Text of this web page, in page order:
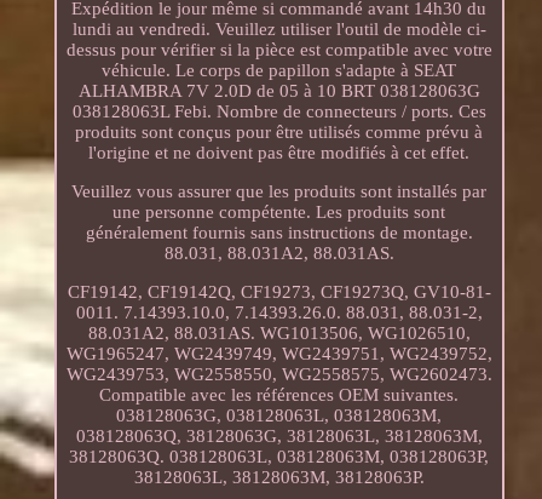
Expédition le jour même si commandé avant 14h30 du
lundi au vendredi. Veuillez utiliser l'outil de modèle ci-
dessus pour vérifier si la pièce est compatible avec votre
véhicule. Le corps de papillon s'adapte à SEAT
ALHAMBRA 7V 2.0D de 05 à 10 BRT 038128063G
038128063L Febi. Nombre de connecteurs / ports. Ces
produits sont conçus pour être utilisés comme prévu à
l'origine et ne doivent pas être modifiés à cet effet.
Veuillez vous assurer que les produits sont installés par
une personne compétente. Les produits sont
généralement fournis sans instructions de montage.
88.031, 88.031A2, 88.031AS.
CF19142, CF19142Q, CF19273, CF19273Q, GV10-81-
0011. 7.14393.10.0, 7.14393.26.0. 88.031, 88.031-2,
88.031A2, 88.031AS. WG1013506, WG1026510,
WG1965247, WG2439749, WG2439751, WG2439752,
WG2439753, WG2558550, WG2558575, WG2602473.
Compatible avec les références OEM suivantes.
038128063G, 038128063L, 038128063M,
038128063Q, 38128063G, 38128063L, 38128063M,
38128063Q. 038128063L, 038128063M, 038128063P,
38128063L, 38128063M, 38128063P.